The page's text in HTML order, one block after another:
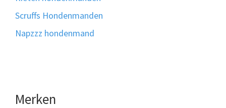
Scruffs Hondenmanden
Napzzz hondenmand
Merken